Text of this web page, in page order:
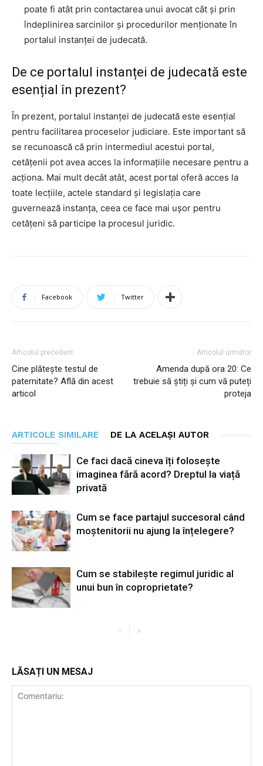
poate fi atât prin contactarea unui avocat cât și prin
îndeplinirea sarcinilor și procedurilor menționate în
portalul instanței de judecată.
De ce portalul instanței de judecată este
esențial în prezent?
În prezent, portalul instanței de judecată este esențial
pentru facilitarea proceselor judiciare. Este important să
se recunoască că prin intermediul acestui portal,
cetățenii pot avea acces la informațiile necesare pentru a
acționa. Mai mult decât atât, acest portal oferă acces la
toate lecțiile, actele standard și legislația care
guvernează instanța, ceea ce face mai ușor pentru
cetățeni să participe la procesul juridic.
Facebook Twitter
Articolul precedent
Cine plătește testul de
paternitate? Află din acest
articol
Articolul următor
Amenda după ora 20: Ce
trebuie să știți și cum vă puteți
proteja
ARTICOLE SIMILARE DE LA ACELAȘI AUTOR
Ce faci dacă cineva îți folosește
imaginea fără acord? Dreptul la viață
privată
Cum se face partajul succesoral când
moștenitorii nu ajung la înțelegere?
Cum se stabilește regimul juridic al
unui bun în coproprietate?
LĂSAȚI UN MESAJ